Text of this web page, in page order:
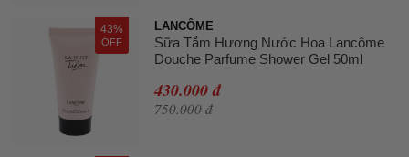
43%
OFF
LANCÔME
Sữa Tắm Hương Nước Hoa Lancôme
Douche Parfume Shower Gel 50ml
430.000 đ
750.000 đ